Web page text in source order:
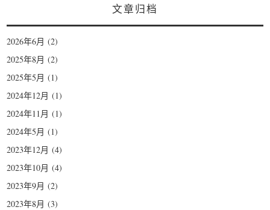
文章归档
2026年6月 (2)
2025年8月 (2)
2025年5月 (1)
2024年12月 (1)
2024年11月 (1)
2024年5月 (1)
2023年12月 (4)
2023年10月 (4)
2023年9月 (2)
2023年8月 (3)